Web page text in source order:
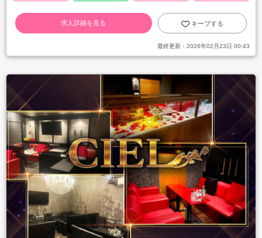
求人詳細を見る キープする
最終更新： 2026年02月23日 00:43